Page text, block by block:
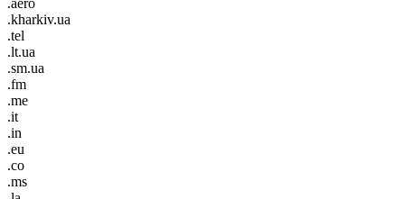
.kharkiv.ua
.tel
.lt.ua
.sm.ua
.fm
.me
.it
.in
.eu
.co
.ms